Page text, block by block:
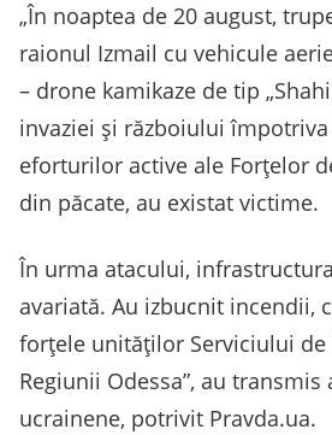
„În noaptea de 20 august,
raionul Izmail cu vehicule
– drone kamikaze de tip
invaziei și războiului
eforturilor active ale Forțelor
din păcate, au existat victime.
În urma atacului,
avariată. Au izbucnit incendii,
forțele unităților Serviciului de
Regiunii Odessa”, au
ucrainene, potrivit Pravda.ua.